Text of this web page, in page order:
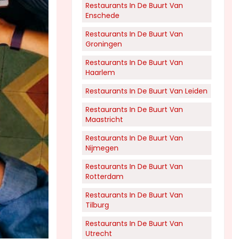
Restaurants In De Buurt Van
Enschede
Restaurants In De Buurt Van
Groningen
Restaurants In De Buurt Van
Haarlem
Restaurants In De Buurt Van Leiden
Restaurants In De Buurt Van
Maastricht
Restaurants In De Buurt Van
Nijmegen
Restaurants In De Buurt Van
Rotterdam
Restaurants In De Buurt Van
Tilburg
Restaurants In De Buurt Van
Utrecht